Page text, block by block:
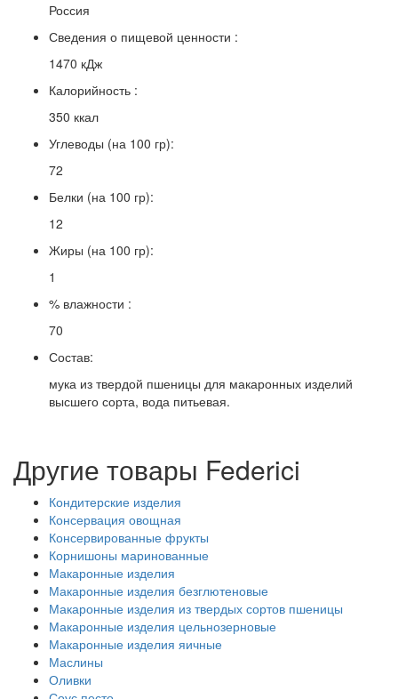
Россия
Сведения о пищевой ценности :
1470 кДж
Калорийность :
350 ккал
Углеводы (на 100 гр):
72
Белки (на 100 гр):
12
Жиры (на 100 гр):
1
% влажности :
70
Состав:
мука из твердой пшеницы для макаронных изделий
высшего сорта, вода питьевая.
Другие товары Federici
Кондитерские изделия
Консервация овощная
Консервированные фрукты
Корнишоны маринованные
Макаронные изделия
Макаронные изделия безглютеновые
Макаронные изделия из твердых сортов пшеницы
Макаронные изделия цельнозерновые
Макаронные изделия яичные
Маслины
Оливки